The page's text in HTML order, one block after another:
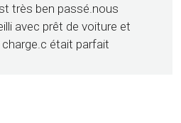
très ben passé.nous
avec prêt de voiture et
était parfait